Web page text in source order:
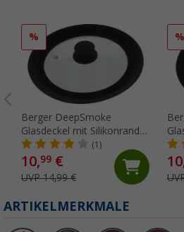
%
Berger DeepSmoke
Glasdeckel mit Silikonrand
Bratpfanne ⌀22/24/26
(1)
10,99 €
UVP 14,99 €
%
ARTIKELMERKMALE